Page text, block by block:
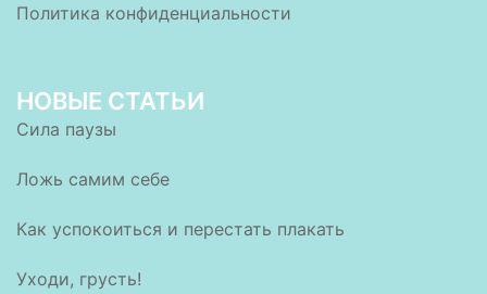
Политика конфиденциальности
НОВЫЕ СТАТЬИ
Сила паузы
Ложь самим себе
Как успокоиться и перестать плакать
Уходи, грусть!